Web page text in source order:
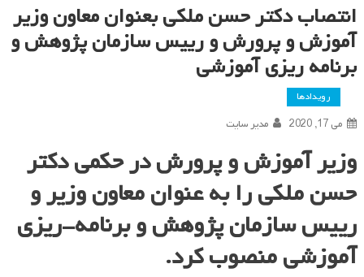
انتصاب دکتر حسن ملکی بعنوان معاون وزیر
آموزش و پرورش و رییس سازمان پژوهش و
برنامه ریزی آموزشی
رویدادها
می 17, 2020 مدیر سایت
وزیر آموزش و پرورش در حکمی دکتر
حسن ملکی را به عنوان معاون وزیر و
رییس سازمان پژوهش و برنامه-ریزی
آموزشی منصوب کرد.